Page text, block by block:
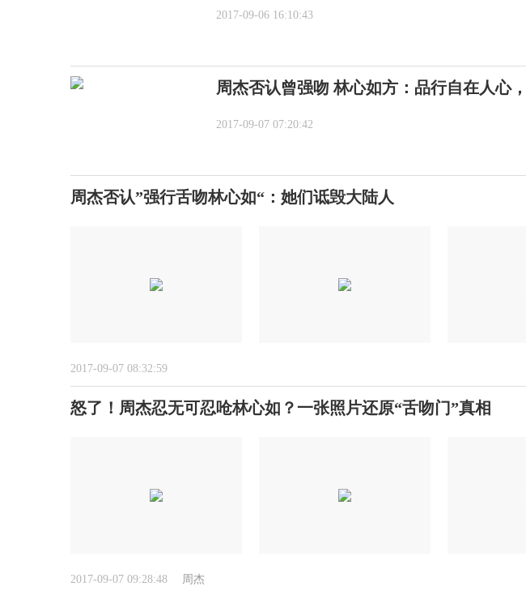
2017-09-06 16:10:43
周杰否认曾强吻 林心如方：品行自在人心
2017-09-07 07:20:42
周杰否认”强行舌吻林心如“：她们诋毁大陆人
2017-09-07 08:32:59
怒了！周杰忍无可忍呛林心如？一张照片还原“舌吻门”真相
2017-09-07 09:28:48 周杰